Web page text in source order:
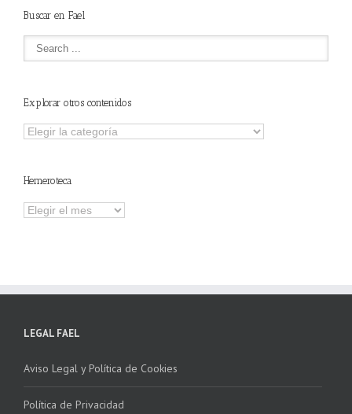
Buscar en Fael
Explorar otros contenidos
Explorar
Hemeroteca
Hemeroteca
LEGAL FAEL
Aviso Legal y Política de Cookies
Política de Privacidad